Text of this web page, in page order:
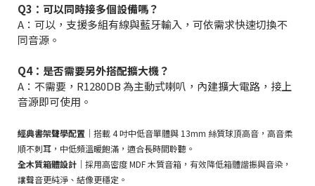
Q3：可以同時接多個設備嗎？
A：可以，支援多組有線與藍牙輸入，可依需求快速切換不
同音源。
Q4：是否需要另外搭配擴大機？
A：不需要，R1280DB 為主動式喇叭，內建擴大電路，接上
音源即可使用。
經典書架聲學配置 ｜搭載 4 吋中低音單體與 13mm 絲質球頂高音，高音柔
順不刺耳，中低頻溫暖飽滿，適合長時間聆聽。
全木質箱體設計 ｜採用高密度 MDF 木質音箱，有效降低箱體諧振與音染，
讓聲音更純淨、結像更穩定。